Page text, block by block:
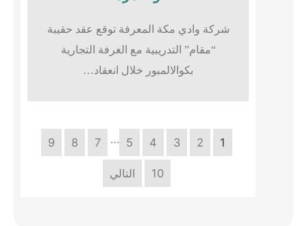
شركة وادي مكة المعرفة توقع عقد حقيبة
“مقام” التدريبية مع الغرفة التجارية
بكوالالمبور خلال انعقاد…
1
2
3
4
5
…
7
8
9
10 التالي